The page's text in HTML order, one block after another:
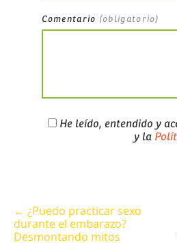
Comentario (obligatorio)
He leído, entendido y
y la
← ¿Puedo practicar sexo
durante el embarazo?
Desmontando mitos